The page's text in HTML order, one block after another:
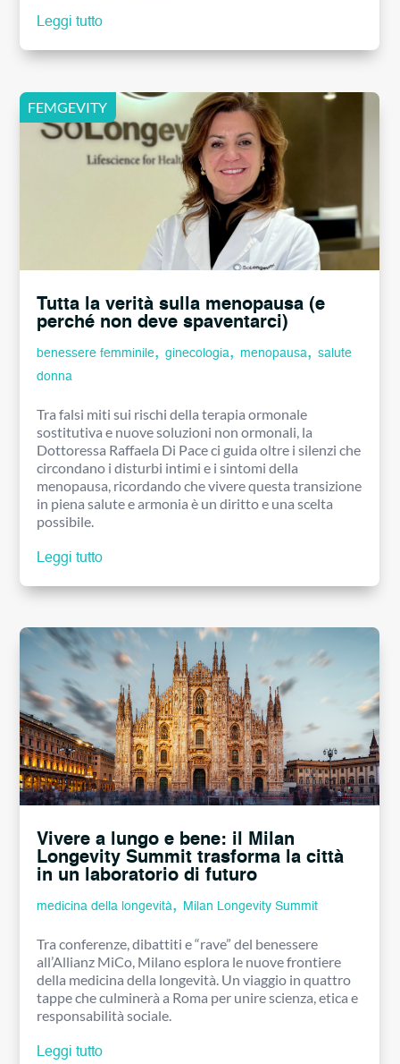
Leggi tutto
Tutta la verità sulla menopausa (e
perché non deve spaventarci)
benessere femminile,ginecologia, menopausa,salute
donna
Tra falsi miti sui rischi della terapia ormonale
sostitutiva e nuove soluzioni non ormonali, la
Dottoressa Raffaela Di Pace ci guida oltre i silenzi che
circondano i disturbi intimi e i sintomi della
menopausa, ricordando che vivere questa transizione
in piena salute e armonia è un diritto e una scelta
possibile.
Leggi tutto
Vivere a lungo e bene: il Milan
Longevity Summit trasforma la città
in un laboratorio di futuro
medicina della longevità, Milan Longevity Summit
Tra conferenze, dibattiti e “rave” del benessere
all’Allianz MiCo, Milano esplora le nuove frontiere
della medicina della longevità. Un viaggio in quattro
tappe che culminerà a Roma per unire scienza, etica e
responsabilità sociale.
Leggi tutto